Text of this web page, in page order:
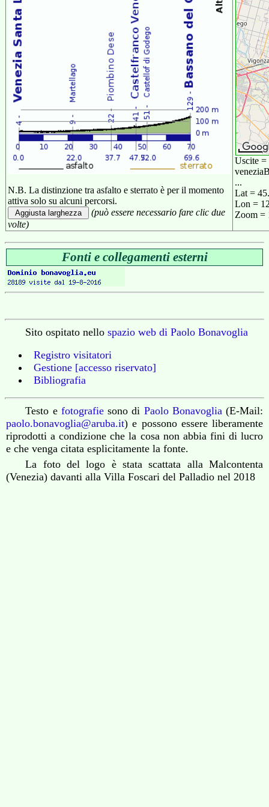
Map Data
Uscite =
...
Lat =
Lon =
Zoom =
N.B. La distinzione tra asfalto e sterrato è per il momento
attiva solo su alcuni percorsi.
(può essere necessario fare clic due
volte)
Fonti e collegamenti esterni
Sito ospitato nellospazio web di Paolo Bonavoglia
Registro visitatori
Gestione [accesso riservato]
Bibliografia
Testo e fotografiesono di Paolo Bonavoglia (E-Mail:
paolo.bonavoglia@aruba.it) e possono essere liberamente
riprodotti a condizione che la cosa non abbia fini di lucro
e che venga citata esplicitamente la fonte.
La foto del logo è stata scattata alla Malcontenta
(Venezia) davanti alla Villa Foscari del Palladio nel 2018